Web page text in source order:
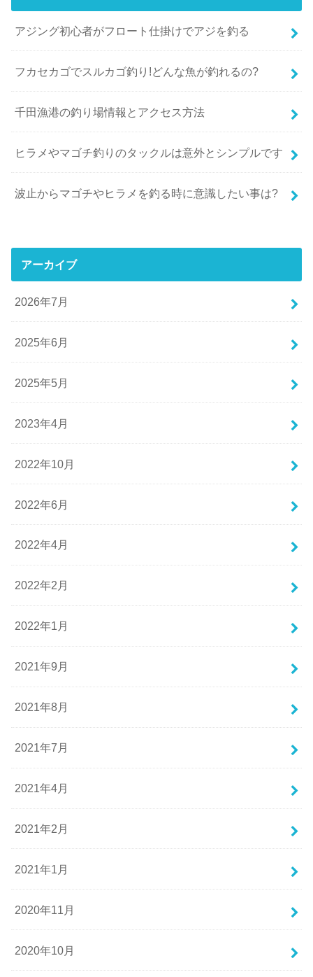
アジング初心者がフロート仕掛けでアジを釣る
フカセカゴでスルカゴ釣り!どんな魚が釣れるの?
千田漁港の釣り場情報とアクセス方法
ヒラメやマゴチ釣りのタックルは意外とシンプルです
波止からマゴチやヒラメを釣る時に意識したい事は?
アーカイブ
2026年7月
2025年6月
2025年5月
2023年4月
2022年10月
2022年6月
2022年4月
2022年2月
2022年1月
2021年9月
2021年8月
2021年7月
2021年4月
2021年2月
2021年1月
2020年11月
2020年10月